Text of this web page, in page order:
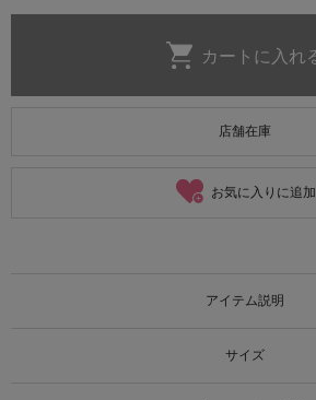
店舗在庫
お気に入りに追加
アイテム説明
サイズ